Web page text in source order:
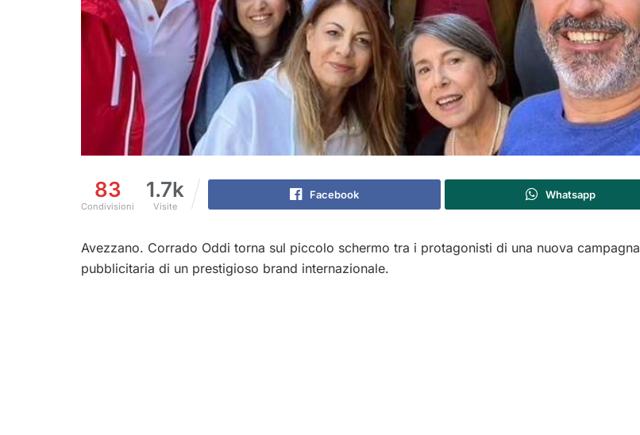
83
Condivisioni
1.7k
Visite
Facebook Whatsapp
Avezzano. Corrado Oddi torna sul piccolo schermo tra i protagonisti di una nuova campagna
pubblicitaria di un prestigioso brand internazionale.